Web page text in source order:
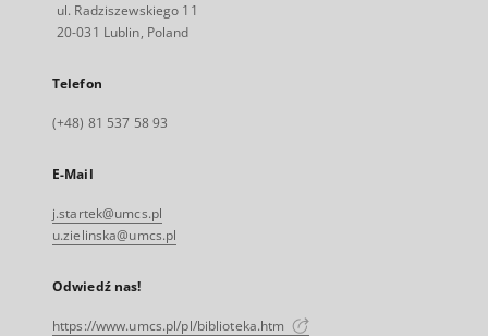
ul. Radziszewskiego 11
20-031 Lublin, Poland
Telefon
(+48) 81 537 58 93
E-Mail
j.startek@umcs.pl
u.zielinska@umcs.pl
Odwiedź nas!
https://www.umcs.pl/pl/biblioteka.htm